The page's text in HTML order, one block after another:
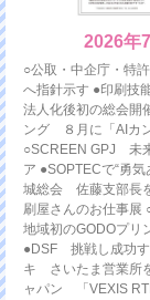
2026年
○公取・中企庁・特
へ指針示す ●印刷技
法人化後初の総会開
ング ８月に「AIカ
○SCREEN GPJ 未
ア ●SOPTECで“勇
城総会 佐藤支部長
刷屋さんのお仕事
地域初のGODOプリ
●DSF 挑戦し成功
キ さいたま営業所
ャパン 「VEXIS